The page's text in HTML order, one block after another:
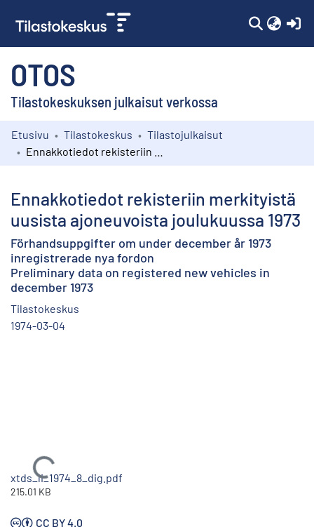
OTOS
Tilastokeskuksen julkaisut verkossa
Kokoelmat
Etusivu Tilastokeskus
Tilastojulkaisut
Ennakkotiedot rekisteriin merkityistä
uusista ajoneuvoista joulukuussa 1973
Förhandsuppgifter om under december år 1973
inregistrerade nya fordon
Preliminary data on registered new vehicles in
december 1973
Tilastokeskus
1974-03-04
Ladataan...
xtds_li_1974_8_dig.pdf
215.01 KB
CC BY 4.0